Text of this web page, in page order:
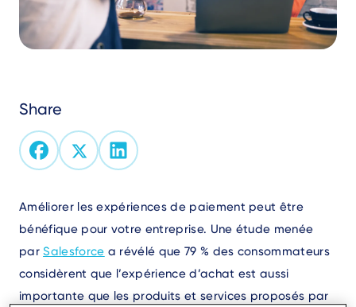
Share
Text
Améliorer les expériences de paiement peut être
bénéfique pour votre entreprise. Une étude menée
parSalesforce a révélé que 79 % des consommateurs
considèrent que l’expérience d’achat est aussi
importante que les produits et services proposés par